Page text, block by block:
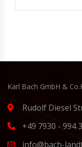
Karl Bach GmbH &
Rudolf Diesel
+49 7930 - 994
info@bach-